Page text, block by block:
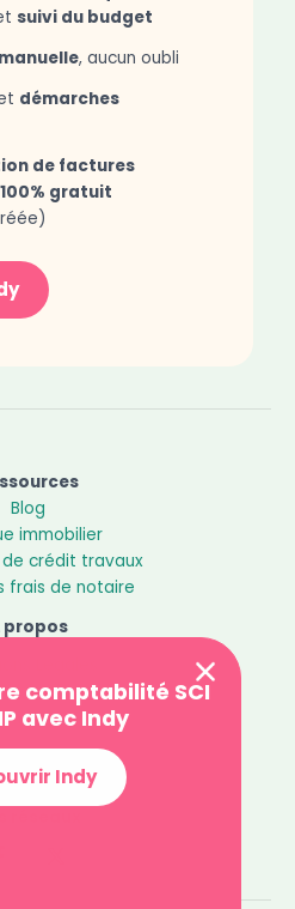
suivi du budget
, aucun oubli
démarches
de factures
gratuit
Blog
immobilier
de crédit travaux
frais de notaire
propos
confidentialité
comptabilité SCI
avec Indy
Indy